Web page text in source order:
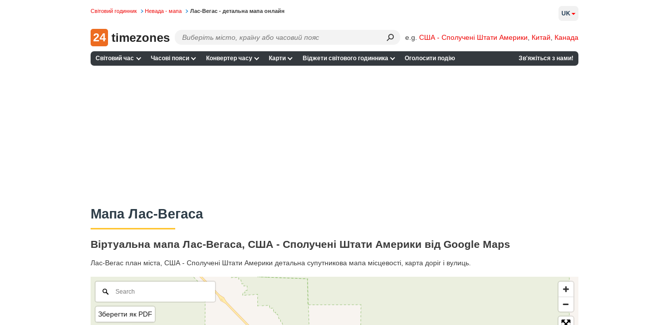
Світовий годинник Невада - мапа Лас-Вегас - детальна мапа онлайн
24 timezones e.g. США - Сполучені Штати Америки Китай Канада
Світовий час Часові пояси Конвертер часу Карти Віджети світового годинника Оголосити подію Зв'яжіться з нами!
UK
Мапа Лас-Вегаса
Віртуальна мапа Лас-Вегаса, США - Сполучені Штати Америки від Google Maps
Лас-Вегас план міста, США - Сполучені Штати Америки детальна супутникова мапа місцевості, карта доріг і вулиць.
Зберегти як PDF